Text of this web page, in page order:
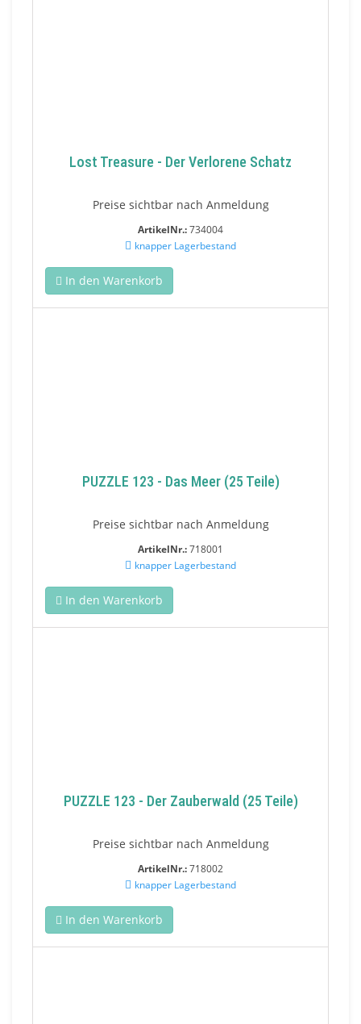
Lost Treasure - Der Verlorene Schatz
Preise sichtbar nach Anmeldung
ArtikelNr.:734004
knapper Lagerbestand
In den Warenkorb
PUZZLE 123 - Das Meer (25 Teile)
Preise sichtbar nach Anmeldung
ArtikelNr.:718001
knapper Lagerbestand
In den Warenkorb
PUZZLE 123 - Der Zauberwald (25 Teile)
Preise sichtbar nach Anmeldung
ArtikelNr.:718002
knapper Lagerbestand
In den Warenkorb